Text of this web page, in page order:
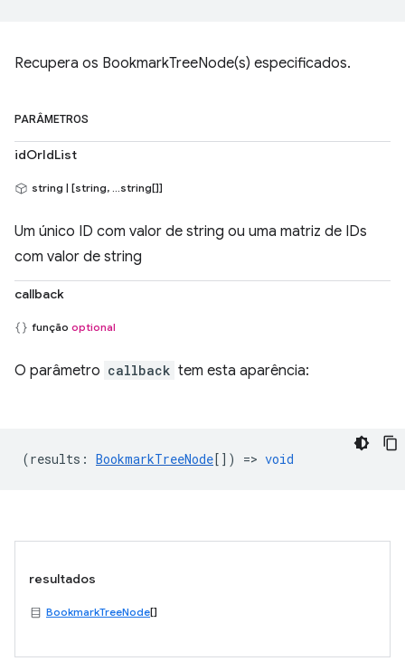
Recupera os BookmarkTreeNode(s) especificados.
PARÂMETROS
idOrIdList
string | [string, ...string[]]
Um único ID com valor de string ou uma matriz de IDs
com valor de string
callback
função optional
O parâmetro callback tem esta aparência:
(results : BookmarkTreeNode[]) => void
resultados
BookmarkTreeNode[]